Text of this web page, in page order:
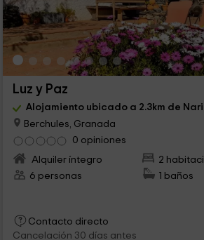
Luz y Paz
Alojamiento ubicado a 2.3km de
Berchules, Granada
0 opiniones
Alquiler íntegro
2
6 personas
1 baños
Contacto directo
Cancelación 30 días antes